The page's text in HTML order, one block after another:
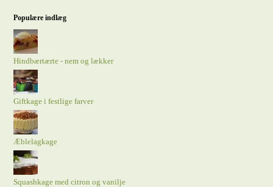
Populære indlæg
Hindbærtærte - nem og lækker
Giftkage i festlige farver
Æblelagkage
Squashkage med citron og vanilje